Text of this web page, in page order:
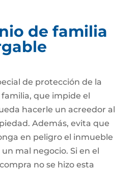
de familia
de protección de la
que impide el
hacerle un acreedor al
Además, evita que
en peligro el inmueble
mal negocio. Si en el
no se hizo esta